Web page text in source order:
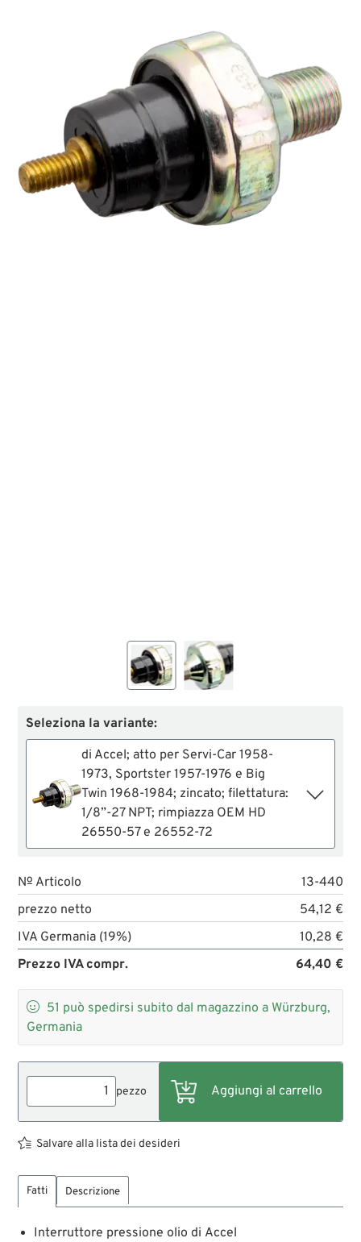
Seleziona la variante:
di Accel; atto per Servi-Car 1958-
1973, Sportster 1957-1976 e Big
Twin 1968-1984; zincato; filettatura:
1/8”-27 NPT; rimpiazza OEM HD
26550-57 e 26552-72
№ Articolo
13-440
prezzo netto
54,12 €
IVA Germania (19%)
10,28 €
Prezzo IVA compr.
64,40 €
 51 può spedirsi subito dal magazzino a Würzburg,
Germania
pezzo
Salvare alla lista dei desideri
Fatti Descrizione
Interruttore pressione olio di Accel